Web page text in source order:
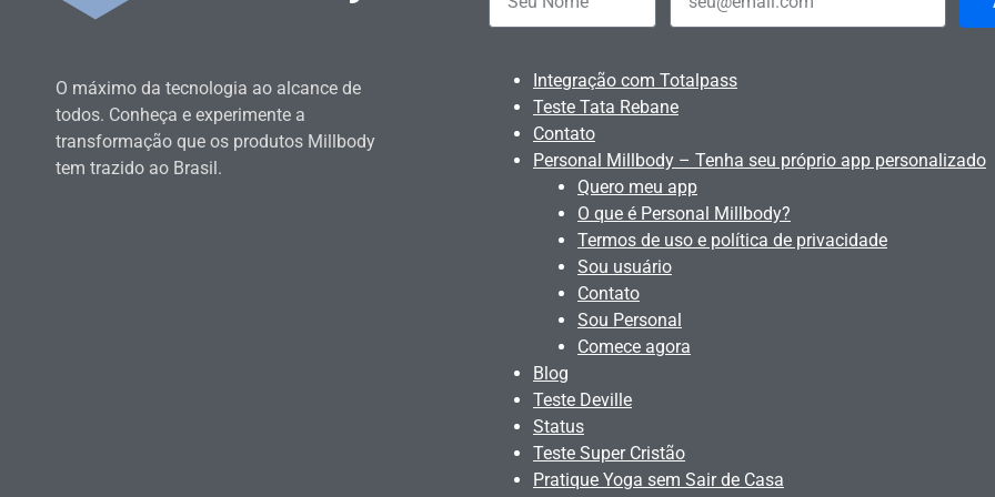
O máximo da tecnologia ao alcance de
todos. Conheça e experimente a
transformação que os produtos Millbody
tem trazido ao Brasil.
Integração com Totalpass
Teste Tata Rebane
Contato
Personal Millbody – Tenha seu próprio app personalizado
Quero meu app
O que é Personal Millbody?
Termos de uso e política de privacidade
Sou usuário
Contato
Sou Personal
Comece agora
Blog
Teste Deville
Status
Teste Super Cristão
Pratique Yoga sem Sair de Casa